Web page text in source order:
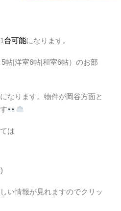
台可能になります。
帖|洋室6帖|和室6帖）のお部
なります。物件が岡谷方面と
は
い情報が見れますのでクリッ